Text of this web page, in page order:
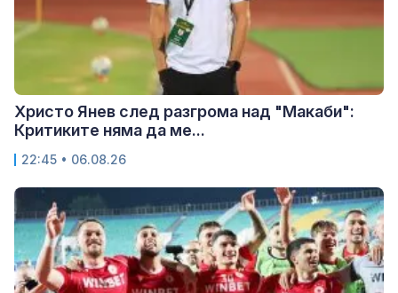
Христо Янев след разгрома над "Макаби":
Критиките няма да ме...
22:45 • 06.08.26